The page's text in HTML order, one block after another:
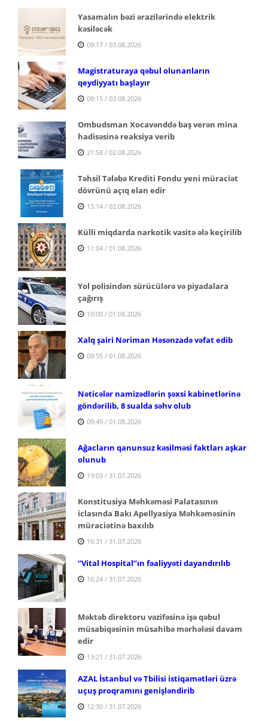
Yasamalın bəzi ərazilərində elektrik
kəsiləcək
09:17 / 03.08.2026
Magistraturaya qəbul olunanların
qeydiyyatı başlayır
09:15 / 03.08.2026
Ombudsman Xocavənddə baş verən mina
hadisəsinə reaksiya verib
21:58 / 02.08.2026
Təhsil Tələbə Krediti Fondu yeni müraciət
dövrünü açıq elan edir
15:14 / 02.08.2026
Külli miqdarda narkotik vasitə ələ keçirilib
11:04 / 01.08.2026
Yol polisindən sürücülərə və piyadalara
çağırış
10:00 / 01.08.2026
Xalq şairi Nəriman Həsənzadə vəfat edib
09:55 / 01.08.2026
Nəticələr namizədlərin şəxsi kabinetlərinə
göndərilib, 8 sualda səhv olub
09:49 / 01.08.2026
Ağacların qanunsuz kəsilməsi faktları aşkar
olunub
19:03 / 31.07.2026
Konstitusiya Məhkəməsi Palatasının
iclasında Bakı Apellyasiya Məhkəməsinin
müraciətinə baxılıb
16:31 / 31.07.2026
“Vital Hospital”ın fəaliyyəti dayandırılıb
16:24 / 31.07.2026
Məktəb direktoru vəzifəsinə işə qəbul
müsabiqəsinin müsahibə mərhələsi davam
edir
13:21 / 31.07.2026
AZAL İstanbul və Tbilisi istiqamətləri üzrə
uçuş proqramını genişləndirib
12:30 / 31.07.2026